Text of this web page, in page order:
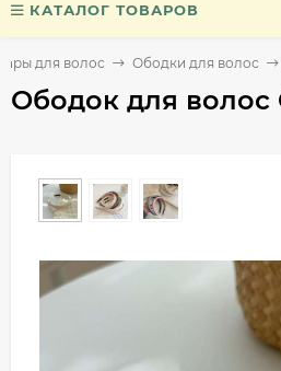
КАТАЛОГ ТОВАРОВ
для волос Ободки для волос
Ободок для волос